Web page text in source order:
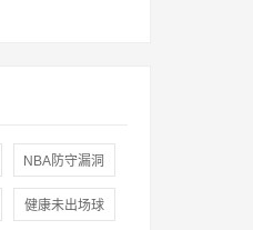
NBA防守漏洞
(1)
健康未出场球